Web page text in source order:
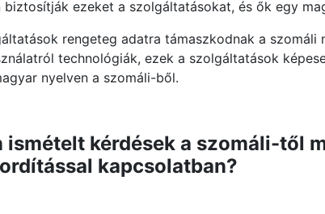
biztosítják ezeket a szolgáltatásokat, és ők egy
rengeteg adatra támaszkodnak a szomáli
technológiák, ezek a szolgáltatások
nyelven a szomáli-ből.
ismételt kérdések a szomáli-től
kapcsolatban?